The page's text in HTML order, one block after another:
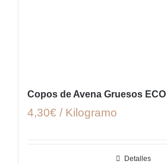
Copos de Avena Gruesos ECO
4,30€ / Kilogramo
Detalles